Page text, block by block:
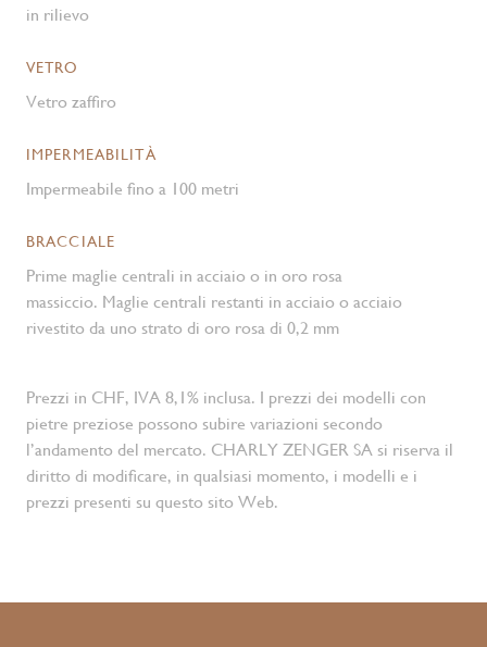
in rilievo
VETRO
Vetro zaffiro
IMPERMEABILITÀ
Impermeabile fino a 100 metri
BRACCIALE
Prime maglie centrali in acciaio o in oro rosa
massiccio. Maglie centrali restanti in acciaio o acciaio
rivestito da uno strato di oro rosa di 0,2 mm
Prezzi in CHF, IVA 8,1% inclusa. I prezzi dei modelli con
pietre preziose possono subire variazioni secondo
l’andamento del mercato. CHARLY ZENGER SA si riserva il
diritto di modificare, in qualsiasi momento, i modelli e i
prezzi presenti su questo sito Web.